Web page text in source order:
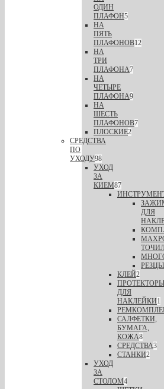
ОДИН
ПЛАФОН5
НА
ПЯТЬ
ПЛАФОНОВ12
НА
ТРИ
ПЛАФОНА7
НА
ЧЕТЫРЕ
ПЛАФОНА9
НА
ШЕСТЬ
ПЛАФОНОВ7
ПЛОСКИЕ2
СРЕДСТВА
ПО
УХОДУ98
УХОД
ЗА
КИЕМ87
ДЛЯ
РЕЗЦЫ
КЛЕЙ2
ПРОТЕКТОРЫ
ДЛЯ
НАКЛЕЙКИ1
САЛФЕТКИ,
БУМАГА,
КОЖА8
СРЕДСТВА3
СТАНКИ2
УХОД
ЗА
СТОЛОМ4